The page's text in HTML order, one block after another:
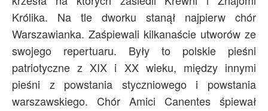
Królika. Na tle dworku stanął najpierw chór
Warszawianka. Zaśpiewali kilkanaście utworów ze
swojego repertuaru. Były to polskie pieśni
patriotyczne z XIX i XX wieku, między innymi
pieśni z powstania styczniowego i powstania
warszawskiego. Chór Amici Canentes śpiewał